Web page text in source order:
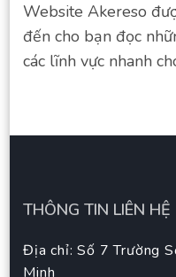
Website Akereso
đến cho bạn đọc
các lĩnh vực nhanh
THÔNG TIN LIÊN HỆ
Địa chỉ: Số 7 Trường
Minh